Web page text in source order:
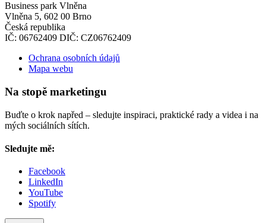
Business park Vlněna
Vlněna 5, 602 00 Brno
Česká republika
IČ: 06762409 DIČ: CZ06762409
Ochrana osobních údajů
Mapa webu
Na stopě marketingu
Buďte o krok napřed – sledujte inspiraci, praktické rady a videa i na
mých sociálních sítích.
Sledujte mě:
Facebook
LinkedIn
YouTube
Spotify